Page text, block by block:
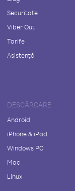
Securitate
Viber Out
Tarife
Asistență
DESCĂRCARE
Android
iPhone & iPad
Windows PC
Mac
Linux